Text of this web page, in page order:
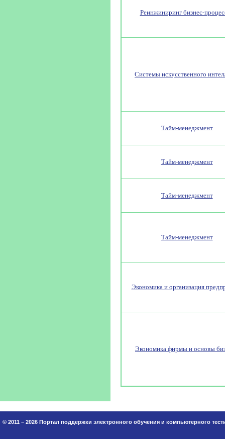
Реинжиниринг бизнес-
Системы искусственного
Тайм-менеджмент
Тайм-менеджмент
Тайм-менеджмент
Тайм-менеджмент
Экономика и организация
Экономика фирмы и основы
© 2011 – 2026 Портал поддержки электронного обучения и компьютерного